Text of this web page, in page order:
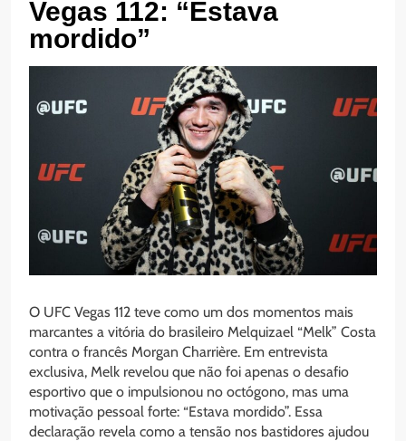
Vegas 112: “Estava
mordido”
O UFC Vegas 112 teve como um dos momentos mais
marcantes a vitória do brasileiro Melquizael “Melk” Costa
contra o francês Morgan Charrière. Em entrevista
exclusiva, Melk revelou que não foi apenas o desafio
esportivo que o impulsionou no octógono, mas uma
motivação pessoal forte: “Estava mordido”. Essa
declaração revela como a tensão nos bastidores ajudou